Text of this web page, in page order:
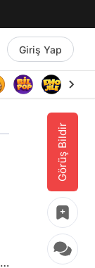
Giriş Yap
Görüş Bildir